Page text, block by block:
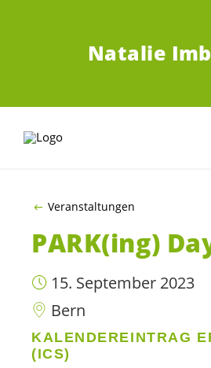
Natalie
Veranstaltungen
PARK(ing)
15. September 2023
Bern
KALENDEREINTRAG
(ICS)